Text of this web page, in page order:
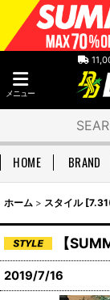
メニュー
HOME BRAND
ホーム > スタイル
【
2019/7/16